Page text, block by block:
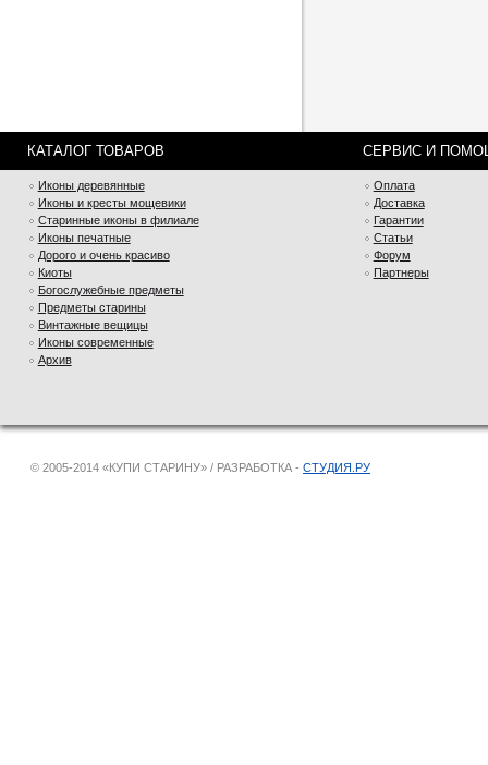
КАТАЛОГ ТОВАРОВ СЕРВИС И
Иконы деревянные
Иконы и кресты мощевики
Старинные иконы в филиале
Иконы печатные
Дорого и очень красиво
Киоты
Богослужебные предметы
Предметы старины
Винтажные вещицы
Иконы современные
Архив
Оплата
Доставка
Гарантии
Статьи
Форум
Партнеры
© 2005-2014 «КУПИ СТАРИНУ» / РАЗРАБОТКА - СТУДИЯ.РУ